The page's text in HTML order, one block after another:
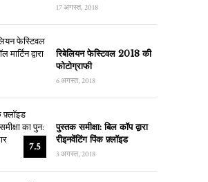
17 अगस्त, 2018
रिबेलियन फेस्टिवल 2018 की
फोटोग्राफी
6 अगस्त, 2018
7.5
पुस्तक समीक्षा: बिल कॉप द्वारा
रीइनवेंटिंग पिंक फ़्लॉइड
3 अगस्त, 2018